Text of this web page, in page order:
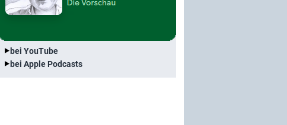
bei YouTube
bei Apple Podcasts